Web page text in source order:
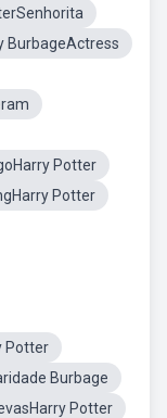
BurbageActress
Potter
Potter
Potter
Burbage
Potter